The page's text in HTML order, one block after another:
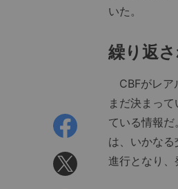
いた。
繰り返
CBFがレア
まだ決まっ
ている情報
は、いかな
進行となり、